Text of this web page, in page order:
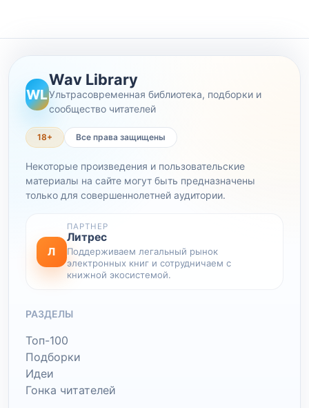
WL
Wav Library
Ультрасовременная библиотека, подборки и
сообщество читателей
18+ Все права защищены
Некоторые произведения и пользовательские
материалы на сайте могут быть предназначены
только для совершеннолетней аудитории.
Л
ПАРТНЕР
Литрес
Поддерживаем легальный рынок
электронных книг и сотрудничаем с
книжной экосистемой.
РАЗДЕЛЫ
Топ-100
Подборки
Идеи
Гонка читателей